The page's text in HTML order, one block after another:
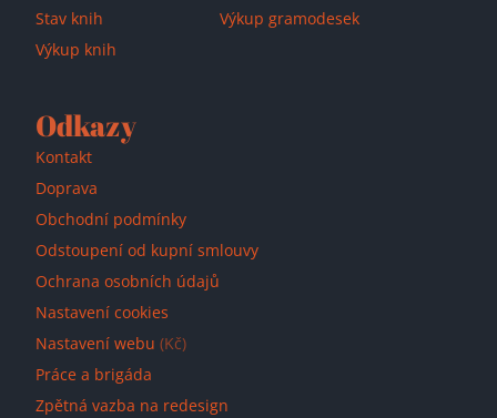
Stav knih
Výkup knih
Výkup gramodesek
Odkazy
Kontakt
Doprava
Obchodní podmínky
Odstoupení od kupní smlouvy
Ochrana osobních údajů
Nastavení cookies
Nastavení webu (Kč)
Práce a brigáda
Zpětná vazba na redesign